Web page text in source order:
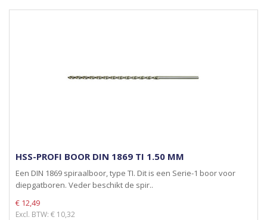
HSS-PROFI BOOR DIN 1869 TI 1.50 MM
Een DIN 1869 spiraalboor, type TI. Dit is een Serie-1 boor voor
diepgatboren. Veder beschikt de spir..
€ 12,49
Excl. BTW: € 10,32